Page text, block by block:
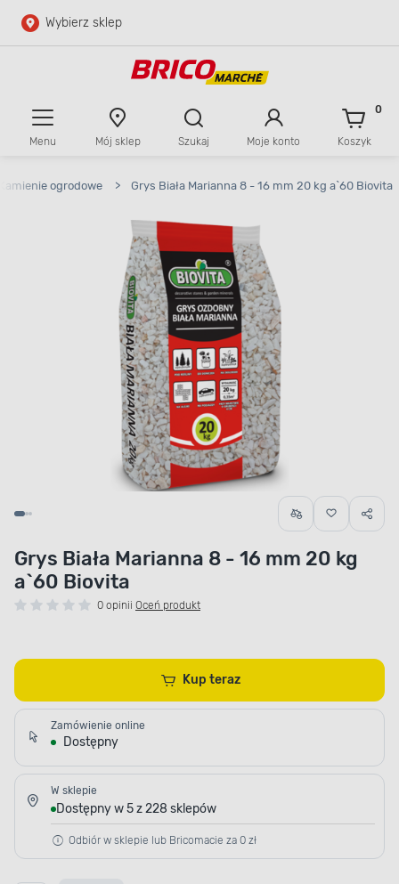
Przejdź do głównej zawartości
Wybierz sklep
Menu Mój sklep Szukaj Moje konto Koszyk
0
ogrodowe > Grys Biała Marianna 8 - 16 mm 20 kg a`60 Biovita
Grys Biała Marianna 8 - 16 mm 20 kg
a`60 Biovita
0 opinii Oceń produkt
Kup teraz
Zamówienie online
Dostępny
W sklepie
Dostępny w 5 z 228 sklepów
Odbiór w sklepie lub Bricomacie za 0 zł